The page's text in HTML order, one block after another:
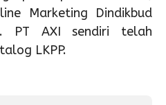
Marketing Dindikbud
PT AXI sendiri telah
LKPP.